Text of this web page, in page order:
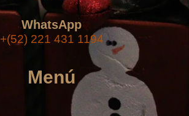
WhatsApp
+(52) 221 431 1194
Menú